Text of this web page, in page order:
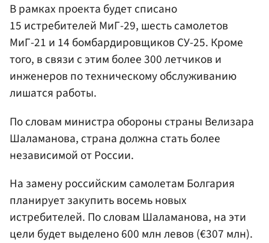
В рамках проекта будет списано
15 истребителей МиГ-29, шесть самолетов
МиГ-21 и 14 бомбардировщиков СУ-25. Кроме
того, в связи с этим более 300 летчиков и
инженеров по техническому обслуживанию
лишатся работы.
По словам министра обороны страны Велизара
Шаламанова, страна должна стать более
независимой от России.
На замену российским самолетам Болгария
планирует закупить восемь новых
истребителей. По словам Шаламанова, на эти
цели будет выделено 600 млн левов (€307 млн).